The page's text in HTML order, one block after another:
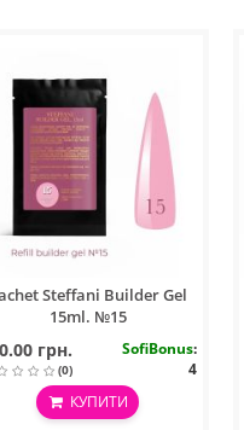
Steffani Builder Gel
15ml. №15
грн.
(0)
SofiBonus:
4
КУПИТИ